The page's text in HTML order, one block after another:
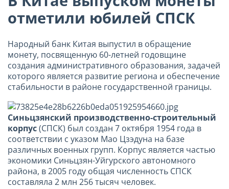
отметили юбилей СПСК
Народный банк Китая выпустил в обращение
монету, посвященную 60-летней годовщине
создания административного образования, задачей
которого является развитие региона и обеспечение
стабильности в районе государственной границы.
Синьцзянский производственно-строительный
корпус(СПСК) был создан 7 октября 1954 года в
соответствии с указом Мао Цзэдуна на базе
различных военных групп. Корпус является частью
экономики Синьцзян-Уйгурского автономного
района, в 2005 году общая численность СПСК
составляла 2 млн 256 тысяч человек.